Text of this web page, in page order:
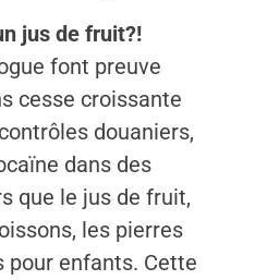
jus de fruit?!
font preuve
cesse croissante
douaniers,
dans des
que le jus de fruit,
les pierres
pour enfants. Cette